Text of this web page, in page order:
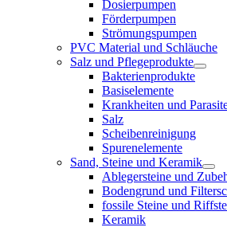
Dosierpumpen
Förderpumpen
Strömungspumpen
PVC Material und Schläuche
Salz und Pflegeprodukte
Bakterienprodukte
Basiselemente
Krankheiten und
Salz
Scheibenreinigung
Spurenelemente
Sand, Steine und Keramik
Ablegersteine und
Bodengrund und
fossile Steine und
Keramik